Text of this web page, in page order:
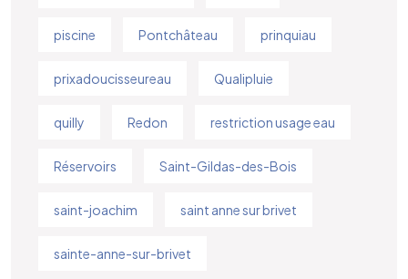
piscine Pontchâteau prinquiau
prixadoucisseureau Qualipluie
quilly Redon restriction usage eau
Réservoirs Saint-Gildas-des-Bois
saint-joachim saint anne sur brivet
sainte-anne-sur-brivet